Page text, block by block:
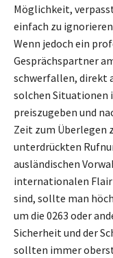
Möglichkeit,
einfach zu
Wenn jedoch ein
Gesprächspartner
schwerfallen, direkt
solchen Situationen
preiszugeben und
Zeit zum Überlegen
unterdrückten
ausländischen
internationalen Flair
sind, sollte man
um die 0263 oder
Sicherheit und der
sollten immer